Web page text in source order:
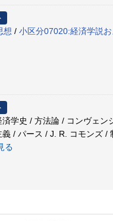
想 / 小区分07020:経済学説
学史 / 方法論 / コンヴェン
義 / パース / J. R. コモンズ /
る